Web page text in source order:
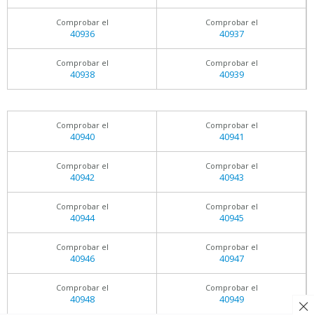
Comprobar el
40936
Comprobar el
40937
Comprobar el
40938
Comprobar el
40939
Comprobar el
40940
Comprobar el
40941
Comprobar el
40942
Comprobar el
40943
Comprobar el
40944
Comprobar el
40945
Comprobar el
40946
Comprobar el
40947
Comprobar el
40948
Comprobar el
40949